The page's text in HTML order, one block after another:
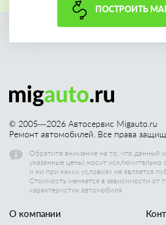
ПОСТРОИТЬ
© 2005—2026 Автосервис Migauto.ru
Ремонт автомобилей. Все права
Обратите внимание на то, что данный
указанные цены) носит исключительно
и ни при каких условиях не является
Стоимость меняется в зависимости от
характеристик автомобиля.
О компании